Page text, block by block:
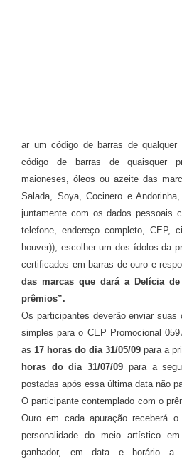
ar um código de barras de qualquer
código de barras de quaisquer
maioneses, óleos ou azeite das
Salada, Soya, Cocinero e
juntamente com os dados pessoais
telefone, endereço completo, CEP,
houver)), escolher um dos ídolos da
certificados em barras de ouro e
das marcas que dará a Delícia
prêmios”.
Os participantes deverão enviar suas
simples para o CEP Promocional
as 17 horas do dia 31/05/09 para a
horas do dia 31/07/09 para a
postadas após essa última data não
O participante contemplado com o
Ouro em cada apuração receberá
personalidade do meio artístico
ganhador, em data e horário a